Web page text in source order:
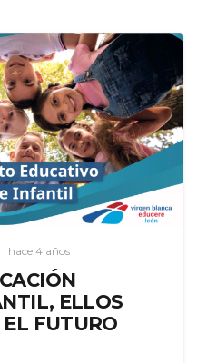
hace 4 años
ELLOS
FUTURO